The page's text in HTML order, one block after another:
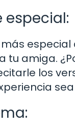
especial:
tu amiga.
los